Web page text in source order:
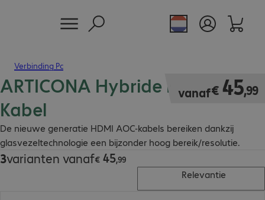
Verbinding Pc
ARTICONA Hybride HDMI AOC
Kabel
De nieuwe generatie HDMI AOC-kabels bereiken dankzij
glasvezeltechnologie een bijzonder hoog bereik/resolutie.
vanaf€ 45,99
€ 45,99
3varianten vanaf€ 45,99
€ 45,99
Relevantie